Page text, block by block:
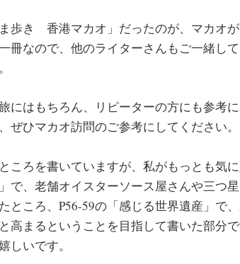
歩き 香港マカオ」だったのが、マカオ
冊なので、他のライターさんもご一緒し
にはもちろん、リピーターの方にも参考
ぜひマカオ訪問のご参考にしてください。
ころを書いていますが、私がもっとも気
で、老舗オイスターソース屋さんや三つ
ところ、P56-59の「感じる世界遺産」で
高まるということを目指して書いた部分
しいです。